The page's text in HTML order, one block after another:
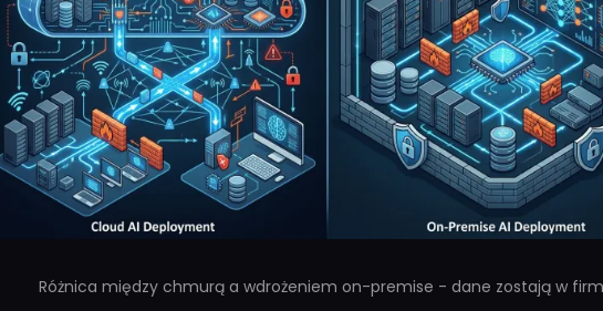
Różnica między chmurą a wdrożeniem on-premise - dane zostają w